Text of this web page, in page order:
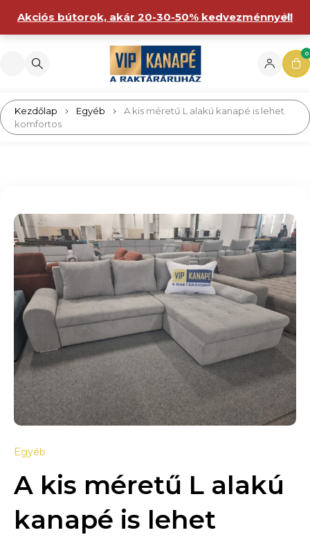
Akciós bútorok, akár 20-30-50% kedvezménnyel!
0
Kezdőlap Egyéb
A kis méretű L alakú kanapé is lehet
komfortos
Egyéb
A kis méretű L alakú
kanapé is lehet